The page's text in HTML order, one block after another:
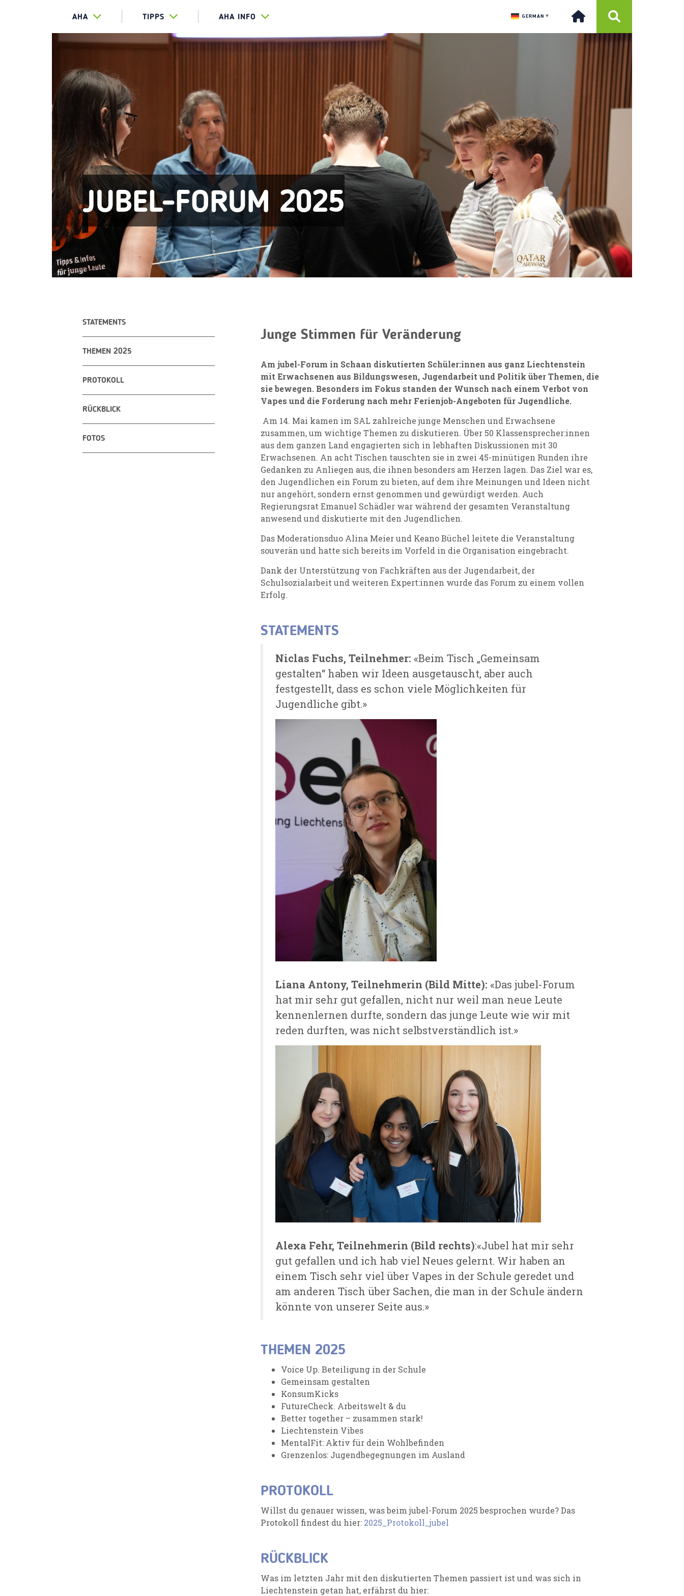
AHA TIPPS AHA INFO GERMAN ▼
JUBEL-FORUM 2025
STATEMENTS
THEMEN 2025
PROTOKOLL
RÜCKBLICK
FOTOS
Junge Stimmen für Veränderung
Am jubel-Forum in Schaan diskutierten Schüler:innen aus ganz Liechtenstein
mit Erwachsenen aus Bildungswesen, Jugendarbeit und Politik über Themen, die
sie bewegen. Besonders im Fokus standen der Wunsch nach einem Verbot von
Vapes und die Forderung nach mehr Ferienjob-Angeboten für Jugendliche.
Am 14. Mai kamen im SAL zahlreiche junge Menschen und Erwachsene
zusammen, um wichtige Themen zu diskutieren. Über 50 Klassensprecher:innen
aus dem ganzen Land engagierten sich in lebhaften Diskussionen mit 30
Erwachsenen. An acht Tischen tauschten sie in zwei 45-minütigen Runden ihre
Gedanken zu Anliegen aus, die ihnen besonders am Herzen lagen. Das Ziel war es,
den Jugendlichen ein Forum zu bieten, auf dem ihre Meinungen und Ideen nicht
nur angehört, sondern ernst genommen und gewürdigt werden. Auch
Regierungsrat Emanuel Schädler war während der gesamten Veranstaltung
anwesend und diskutierte mit den Jugendlichen.
Das Moderationsduo Alina Meier und Keano Büchel leitete die Veranstaltung
souverän und hatte sich bereits im Vorfeld in die Organisation eingebracht.
Dank der Unterstützung von Fachkräften aus der Jugendarbeit, der
Schulsozialarbeit und weiteren Expert:innen wurde das Forum zu einem vollen
Erfolg.
STATEMENTS
Niclas Fuchs, Teilnehmer: «Beim Tisch „Gemeinsam
gestalten“ haben wir Ideen ausgetauscht, aber auch
festgestellt, dass es schon viele Möglichkeiten für
Jugendliche gibt.»
Liana Antony, Teilnehmerin (Bild Mitte): «Das jubel-Forum
hat mir sehr gut gefallen, nicht nur weil man neue Leute
kennenlernen durfte, sondern das junge Leute wie wir mit
reden durften, was nicht selbstverständlich ist.»
Alexa Fehr, Teilnehmerin (Bild rechts):«Jubel hat mir sehr
gut gefallen und ich hab viel Neues gelernt. Wir haben an
einem Tisch sehr viel über Vapes in der Schule geredet und
am anderen Tisch über Sachen, die man in der Schule ändern
könnte von unserer Seite aus.»
THEMEN 2025
Voice Up. Beteiligung in der Schule
Gemeinsam gestalten
KonsumKicks
FutureCheck. Arbeitswelt & du
Better together – zusammen stark!
Liechtenstein Vibes
MentalFit: Aktiv für dein Wohlbefinden
Grenzenlos: Jugendbegegnungen im Ausland
PROTOKOLL
Willst du genauer wissen, was beim jubel-Forum 2025 besprochen wurde? Das
Protokoll findest du hier: 2025_Protokoll_jubel
RÜCKBLICK
Was im letzten Jahr mit den diskutierten Themen passiert ist und was sich in
Liechtenstein getan hat, erfährst du hier: